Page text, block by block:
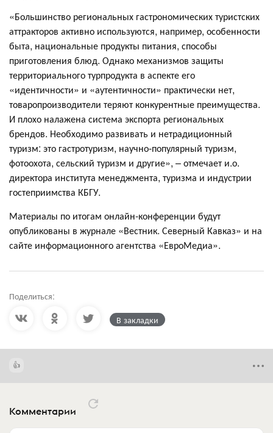
«Большинство региональных гастрономических туристских
аттракторов активно используются, например, особенности
быта, национальные продукты питания, способы
приготовления блюд. Однако механизмов защиты
территориального турпродукта в аспекте его
«идентичности» и «аутентичности» практически нет,
товаропроизводители теряют конкурентные преимущества.
И плохо налажена система экспорта региональных
брендов. Необходимо развивать и нетрадиционный
туризм: это гастротуризм, научно-популярный туризм,
фотоохота, сельский туризм и другие», – отмечает и.о.
директора института менеджмента, туризма и индустрии
гостеприимства КБГУ.
Материалы по итогам онлайн-конференции будут
опубликованы в журнале «Вестник. Северный Кавказ» и на
сайте информационного агентства «ЕвроМедиа».
Поделиться:
В закладки
Комментарии